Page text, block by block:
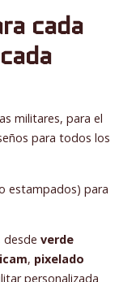
cada
militares, para el
para todos los
estampados) para
desde verde
, pixelado
personalizada